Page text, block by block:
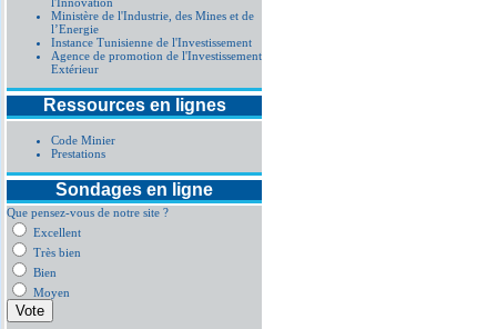
Ministère de l'Industrie, des Mines et de
l’Energie
Instance Tunisienne de l'Investissement
Agence de promotion de l'Investissement
Extérieur
Ressources en lignes
Code Minier
Prestations
Sondages en ligne
Que pensez-vous de notre site ?
Excellent
Très bien
Bien
Moyen